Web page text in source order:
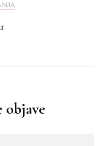
objave